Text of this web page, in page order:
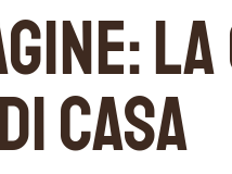
la
casa